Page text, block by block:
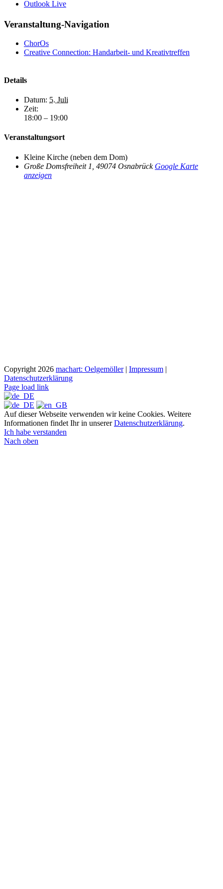
Outlook Live
Veranstaltung-Navigation
ChorOs
Creative Connection: Handarbeit- und Kreativtreffen
Details
Datum: 5. Juli
Zeit:
18:00 – 19:00
Veranstaltungsort
Kleine Kirche (neben dem Dom)
Große Domsfreiheit 1 49074 Osnabrück Google Karte
anzeigen
Copyright 2026 machart: Oelgemöller| Impressum |
Datenschutzerklärung
Page load link
Auf dieser Webseite verwenden wir keine Cookies. Weitere
Informationen findet Ihr in unsererDatenschutzerklärung.
Ich habe verstanden
Nach oben